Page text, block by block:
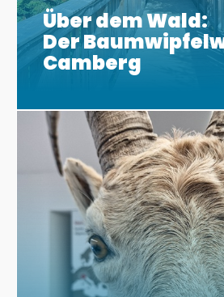
Über dem Wald:
Der
Camberg